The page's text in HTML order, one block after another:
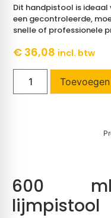
Dit handpistool is
een gecontroleerde,
snelle of professionele
€ 36,08 incl. btw
600 ml
lijmpistool